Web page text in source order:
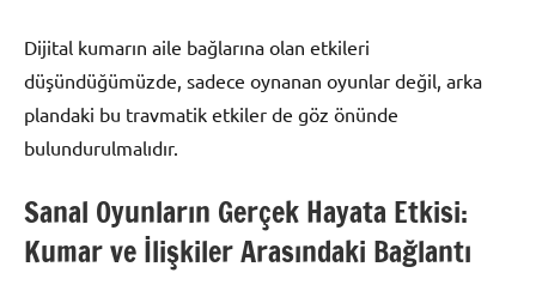
Dijital kumarın aile bağlarına olan etkileri
düşündüğümüzde, sadece oynanan oyunlar değil, arka
plandaki bu travmatik etkiler de göz önünde
bulundurulmalıdır.
Sanal Oyunların Gerçek Hayata Etkisi:
Kumar ve İlişkiler Arasındaki Bağlantı